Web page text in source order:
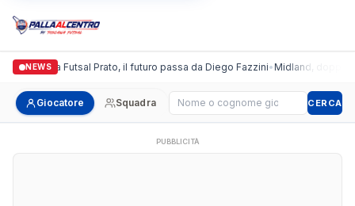
NEWS
Italgronda Futsal Prato, il futuro passa da Diego Fazzini•Midland, doppio
Giocatore Squadra Cerca giocatore CERCA
PUBBLICITÀ